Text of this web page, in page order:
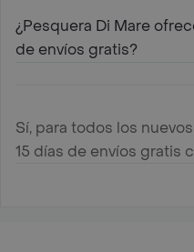
¿Pesquera Di Mare
de envíos gratis?
Sí, para todos los
15 días de envíos gratis